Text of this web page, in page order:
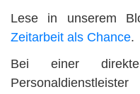
Lese in unserem
Zeitarbeit als Chance.
Bei einer